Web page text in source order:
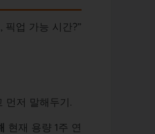
업 가능 시간?”
먼저 말해두기.
현재 용량 1주 연